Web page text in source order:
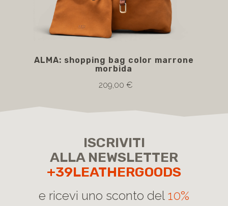
ALMA: shopping bag color marrone
morbida
209,00 €
ISCRIVITI
ALLA NEWSLETTER
+39LEATHERGOODS
e ricevi uno sconto del 10%